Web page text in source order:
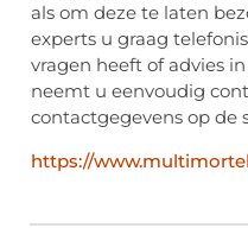
als om deze te laten
experts u graag
vragen heeft of advies
neemt u eenvoudig
contactgegevens op de
https://